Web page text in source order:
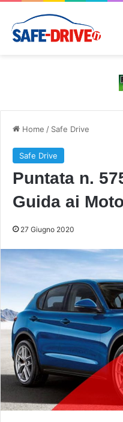
Home / Safe Drive
Safe Drive
Puntata n.
Guida ai
27 Giugno 2020